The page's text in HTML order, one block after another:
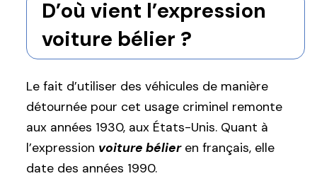
D’où vient l’expression
voiture bélier ?
Le fait d’utiliser des véhicules de manière
détournée pour cet usage criminel remonte
aux années 1930, aux États-Unis. Quant à
l’expression voiture bélieren français, elle
date des années 1990.